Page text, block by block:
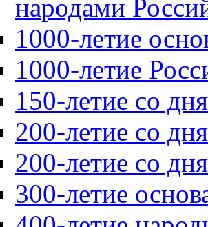
народами
1000-летие
1000-летие
150-летие со
200-летие со
200-летие со
300-летие